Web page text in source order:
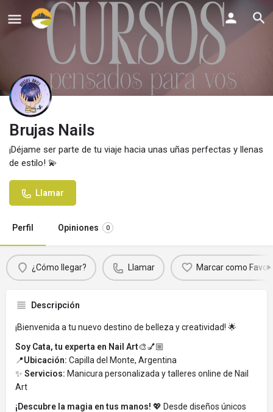
Brujas Nails
¡Déjame ser parte de tu viaje hacia unas uñas perfectas y llenas
de estilo! 💫
Llamar
Perfil Opiniones 0
¿Cómo llegar? Llamar Marcar como
Descripción
¡Bienvenida a tu nuevo destino de belleza y creatividad! 🌟
Soy Cata, tu experta en Nail Art🎨💅🏼
📍Ubicación: Capilla del Monte, Argentina
✨ Servicios: Manicura personalizada y talleres online de Nail
Art
¡Descubre la magia en tus manos! 💖 Desde diseños únicos